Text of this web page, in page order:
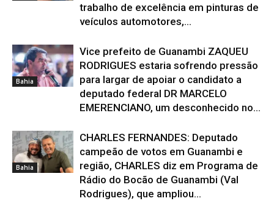
trabalho de excelência em pinturas de
veículos automotores,...
Bahia
Vice prefeito de Guanambi ZAQUEU
RODRIGUES estaria sofrendo pressão
para largar de apoiar o candidato a
deputado federal DR MARCELO
EMERENCIANO, um desconhecido no...
Bahia
CHARLES FERNANDES: Deputado
campeão de votos em Guanambi e
região, CHARLES diz em Programa de
Rádio do Bocão de Guanambi (Val
Rodrigues), que ampliou...